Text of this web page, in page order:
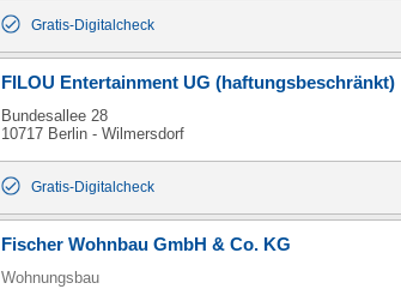
Gratis-Digitalcheck
FILOU Entertainment UG (haftungsbeschränkt)
Bundesallee 28
10717 Berlin - Wilmersdorf
Gratis-Digitalcheck
Fischer Wohnbau GmbH & Co. KG
Wohnungsbau